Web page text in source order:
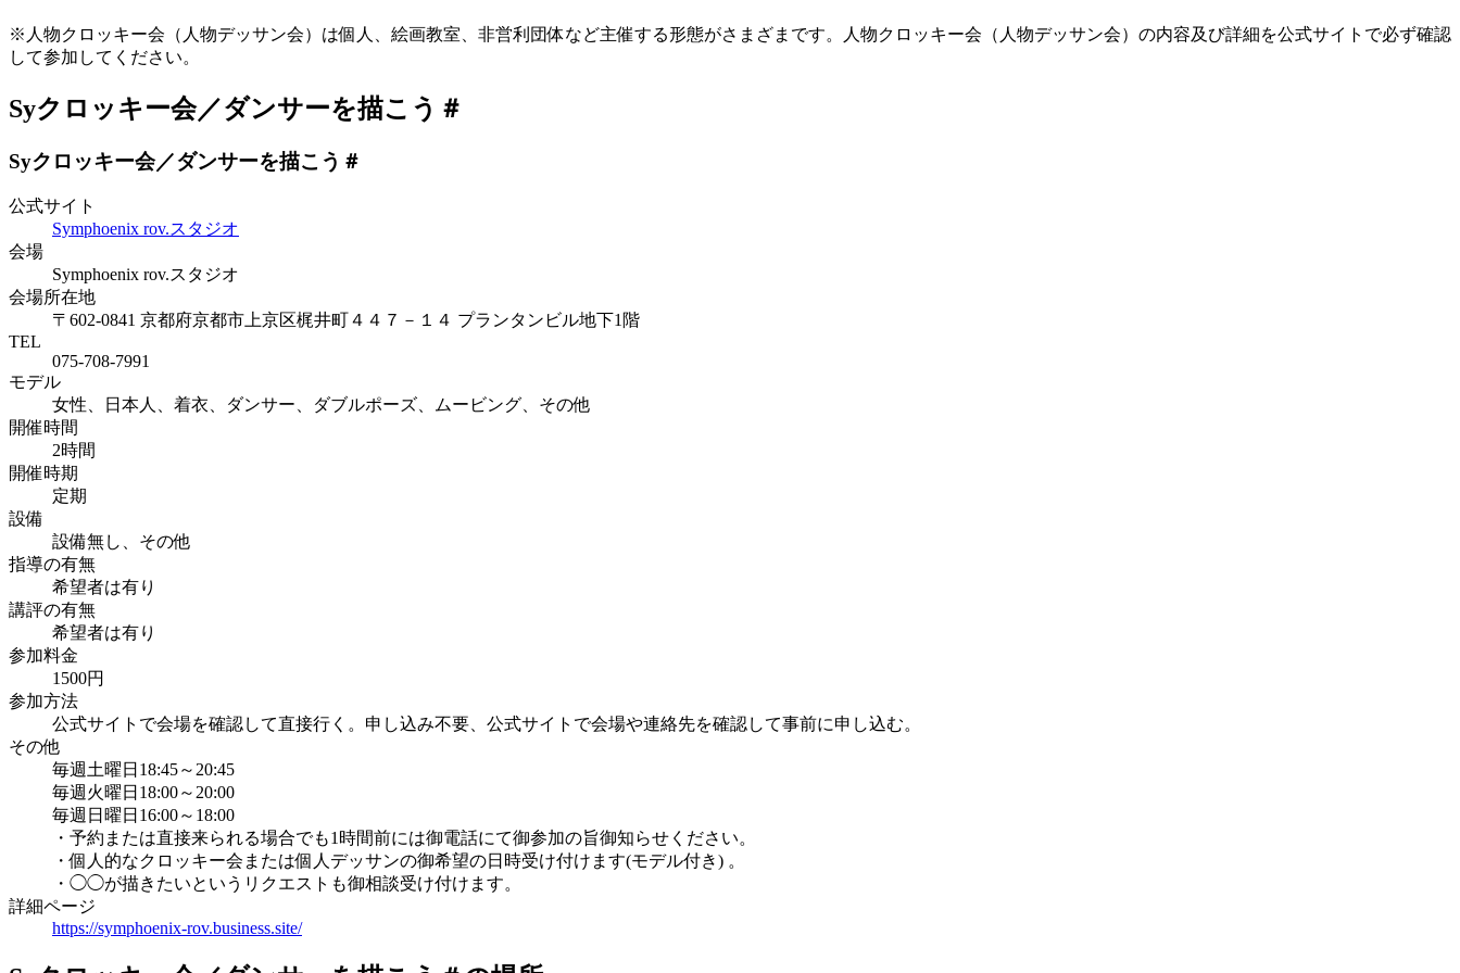
※人物クロッキー会（人物デッサン会）は個人、絵画教室、非営利団体など主催する形態がさまざまです。人物クロッキー会（人物デッサン会）の内容及び詳細を公式サイトで必ず確認
して参加してください。
Syクロッキー会／ダンサーを描こう＃
Syクロッキー会／ダンサーを描こう＃
公式サイト
Symphoenix rov.スタジオ
会場
Symphoenix rov.スタジオ
会場所在地
〒602-0841 京都府京都市上京区梶井町４４７－１４ プランタンビル地下1階
TEL
075-708-7991
モデル
女性、日本人、着衣、ダンサー、ダブルポーズ、ムービング、その他
開催時間
2時間
開催時期
定期
設備
設備無し、その他
指導の有無
希望者は有り
講評の有無
希望者は有り
参加料金
1500円
参加方法
公式サイトで会場を確認して直接行く。申し込み不要、公式サイトで会場や連絡先を確認して事前に申し込む。
その他
毎週土曜日18:45～20:45
毎週火曜日18:00～20:00
毎週日曜日16:00～18:00
・予約または直接来られる場合でも1時間前には御電話にて御参加の旨御知らせください。
・個人的なクロッキー会または個人デッサンの御希望の日時受け付けます(モデル付き) 。
・◯◯が描きたいというリクエストも御相談受け付けます。
詳細ページ
https://symphoenix-rov.business.site/